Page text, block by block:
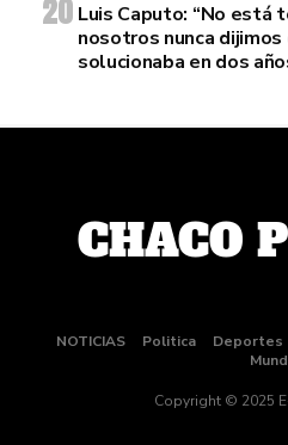
Luis Caputo: “No está
nosotros nunca
solucionaba en dos
NOTICIAS Politica Deportes
Copyright © 2025